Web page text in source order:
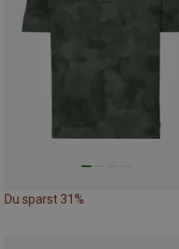
Du sparst 31%